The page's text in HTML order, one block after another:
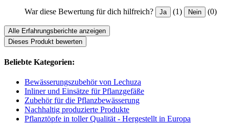
War diese Bewertung für dich hilfreich? Ja (1) Nein (0)
Alle Erfahrungsberichte anzeigen
Dieses Produkt bewerten
Beliebte Kategorien:
Bewässerungszubehör von Lechuza
Inliner und Einsätze für Pflanzgefäße
Zubehör für die Pflanzbewässerung
Nachhaltig produzierte Produkte
Pflanztöpfe in toller Qualität - Hergestellt in Europa